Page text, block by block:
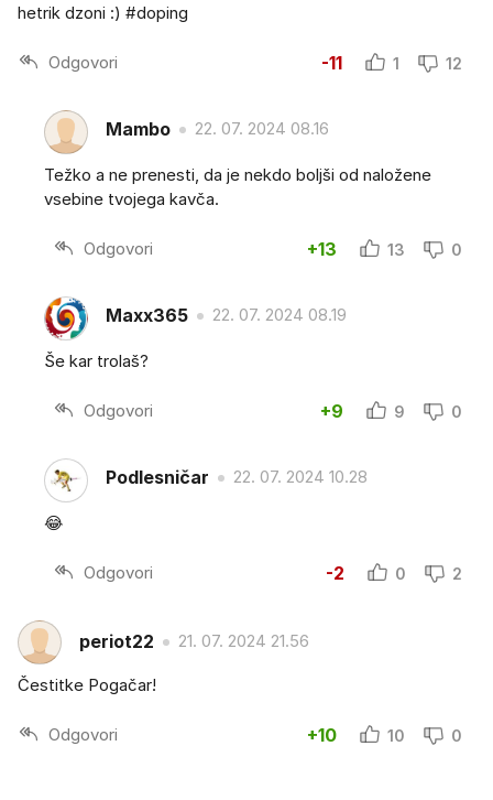
hetrik dzoni :) #doping
Odgovori -11 1 12
Mambo 22. 07. 2024 08.16
Težko a ne prenesti, da je nekdo boljši od naložene
vsebine tvojega kavča.
Odgovori +13 13 0
Maxx365 22. 07. 2024 08.19
Še kar trolaš?
Odgovori +9 9 0
Podlesničar 22. 07. 2024 10.28
😂
Odgovori -2 0 2
periot22 21. 07. 2024 21.56
Čestitke Pogačar!
Odgovori +10 10 0